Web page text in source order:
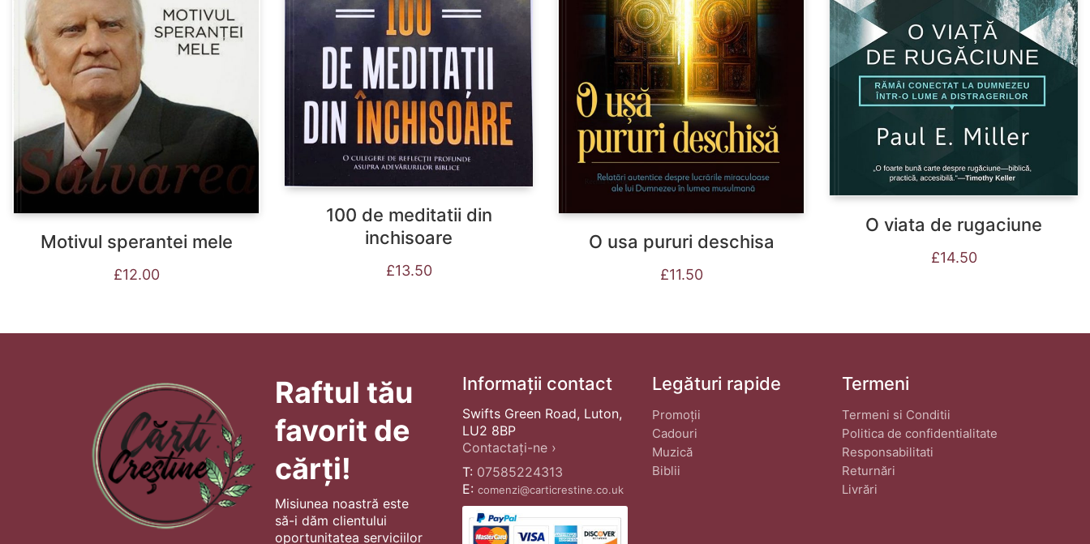
Motivul sperantei mele
£12.00
100 de meditatii din
inchisoare
£13.50
O usa pururi deschisa
£11.50
O viata de rugaciune
£14.50
Raftul tău
favorit de
cărți!
Misiunea noastră este
să-i dăm clientului
oportunitatea serviciilor
Informații contact
Swifts Green Road, Luton,
LU2 8BP
Contactați-ne ›
T: 07585224313
E: comenzi@carticrestine.co.uk
Legături rapide
Promoții
Cadouri
Muzică
Biblii
Termeni
Termeni si Conditii
Politica de confidentialitate
Responsabilitati
Returnări
Livrări